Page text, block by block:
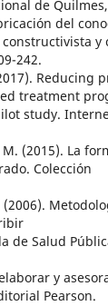
de
del
y
242.
Reducing
treatment
study.
(2015). La
Colección
de Salud
y
Pearson.